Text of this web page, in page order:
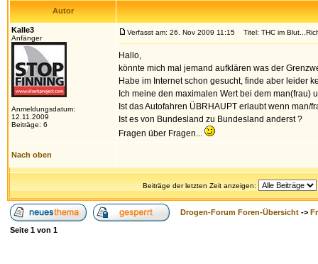
Autor
Kalle3
Anfänger
Anmeldungsdatum:
12.11.2009
Beiträge: 6
Verfasst am: 26. Nov 2009 11:15 Titel: THC im
Hallo,
könnte mich mal jemand aufklären was der
Habe im Internet schon gesucht, finde aber leider
Ich meine den maximalen Wert bei dem man(frau)
Ist das Autofahren ÜBRHAUPT erlaubt wenn man/
Ist es von Bundesland zu Bundesland anderst ?
Fragen über Fragen...
Nach oben
Beiträge der letzten Zeit anzeigen:
Drogen-Forum Foren-Übersicht ->
Seite 1 von 1